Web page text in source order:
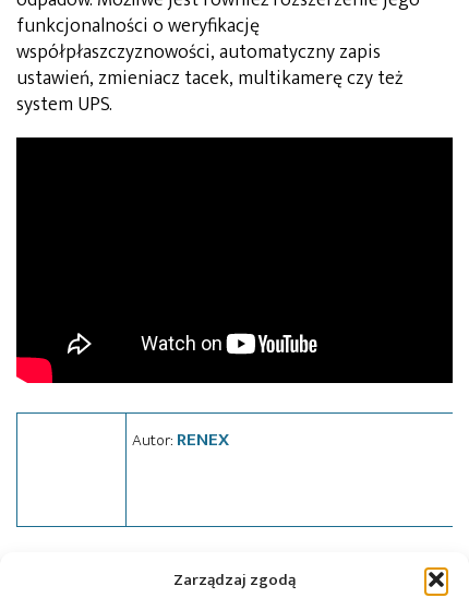
Zarządzaj zgodą
funkcjonalności o weryfikację
współpłaszczyznowości, automatyczny zapis
ustawień, zmieniacz tacek, multikamerę czy też
system UPS.
Autor: RENEX
Yamaha SMT